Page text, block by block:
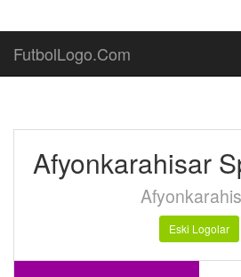
FutbolLogo.Com
Afyonkarahisar
Eski Logolar